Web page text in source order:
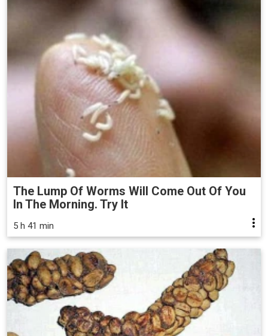
The Lump Of Worms Will Come Out Of You
In The Morning. Try It
5 h 41 min